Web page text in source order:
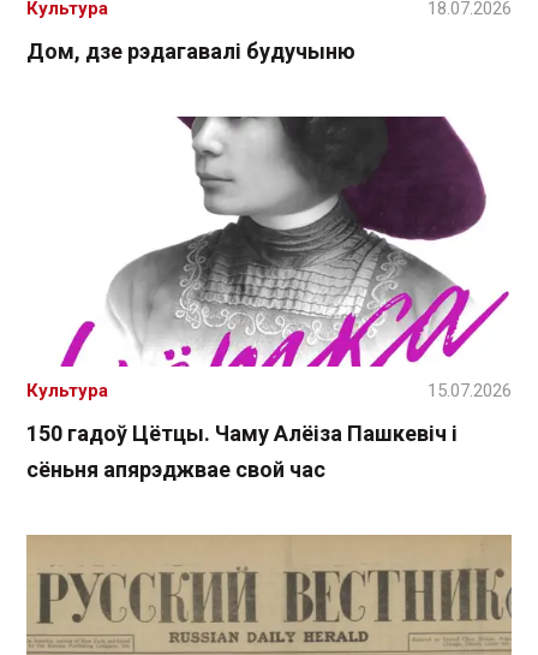
Дом, дзе рэдагавалі будучыню
Культура 18.07.2026
150 гадоў Цётцы. Чаму Алёіза Пашкевіч і
сёньня апярэджвае свой час
Культура 15.07.2026